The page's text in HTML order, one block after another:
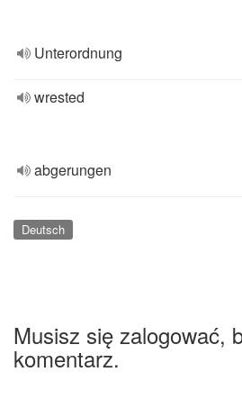
Unterordnung
wrested
abgerungen
Deutsch
Musisz się zalogować,
komentarz.